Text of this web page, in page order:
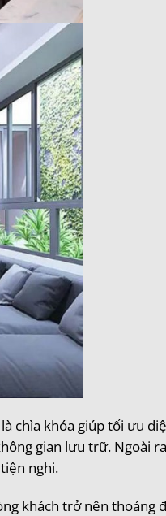
chìa khóa giúp tối ưu
gian lưu trữ. Ngoài
nghi.
khách trở nên thoáng